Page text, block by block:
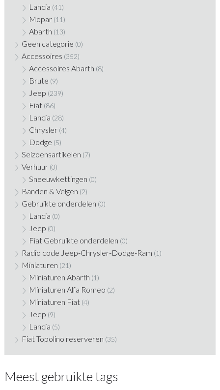
Lancia (41)
Mopar (11)
Abarth (13)
Geen categorie (0)
Accessoires (352)
Accessoires Abarth (8)
Brute (9)
Jeep (239)
Fiat (86)
Lancia (28)
Chrysler (4)
Dodge (5)
Seizoensartikelen (7)
Verhuur (0)
Sneeuwkettingen (0)
Banden & Velgen (2)
Gebruikte onderdelen (0)
Lancia (0)
Jeep (0)
Fiat Gebruikte onderdelen (0)
Radio code Jeep-Chrysler-Dodge-Ram (1)
Miniaturen (21)
Miniaturen Abarth (1)
Miniaturen Alfa Romeo (2)
Miniaturen Fiat (4)
Jeep (9)
Lancia (5)
Fiat Topolino reserveren (35)
Meest gebruikte tags